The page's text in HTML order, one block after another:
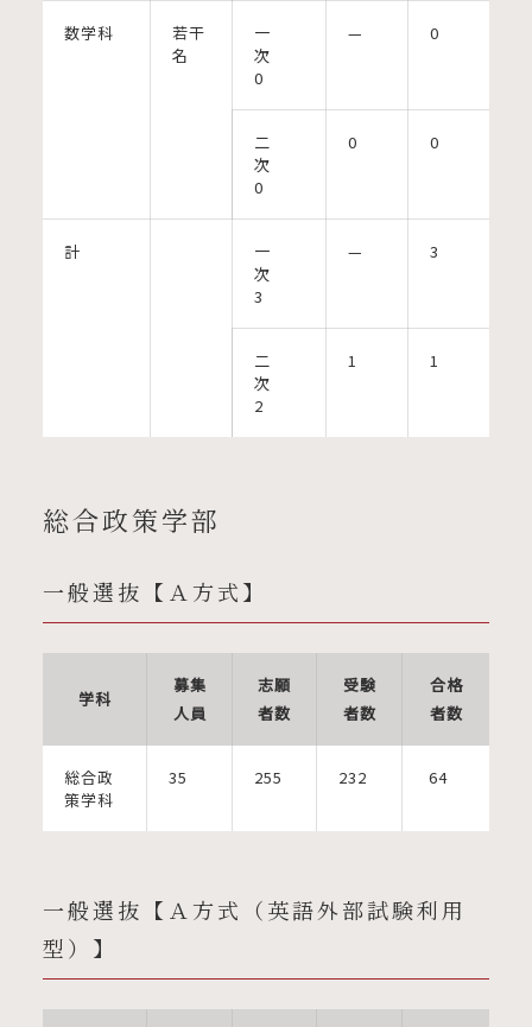
数学科
若干
名
一
次
0
— 0
二
次
0
0 0
計
一
次
3
— 3
二
次
2
1 1
総合政策学部
一般選抜【Ａ方式】
学科
募集
人員
志願
者数
受験
者数
合格
者数
総合政
策学科
35 255 232 64
一般選抜【Ａ方式（英語外部試験利用
型）】